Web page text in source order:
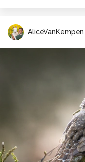
AliceVanKempen